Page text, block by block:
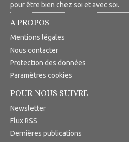
pour être bien chez soi et avec soi.
A PROPOS
Mentions légales
Nous contacter
Protection des données
Paramètres cookies
POUR NOUS SUIVRE
Newsletter
Flux RSS
Dernières publications